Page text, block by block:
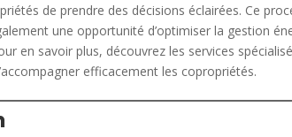
de prendre des décisions éclairées. Ce
une opportunité d’optimiser la gestion
en savoir plus, découvrez les services
efficacement les copropriétés.